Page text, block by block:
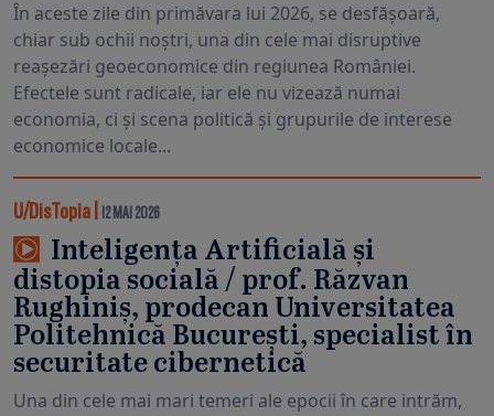
În aceste zile din primăvara lui 2026, se desfășoară,
chiar sub ochii noștri, una din cele mai disruptive
reașezări geoeconomice din regiunea României.
Efectele sunt radicale, iar ele nu vizează numai
economia, ci și scena politică și grupurile de interese
economice locale...
U/DisTopia 12 MAI 2026
Inteligența Artificială și
distopia socială / prof. Răzvan
Rughiniș, prodecan Universitatea
Politehnică București, specialist în
securitate cibernetică
Una din cele mai mari temeri ale epocii în care intrăm,